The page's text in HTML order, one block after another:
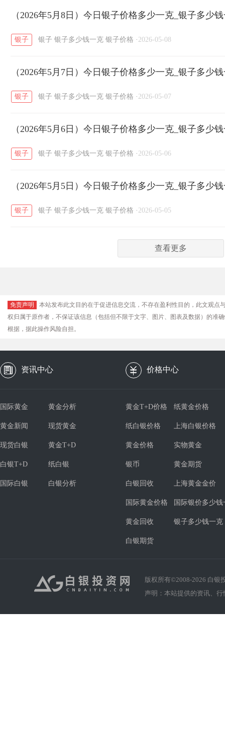
开国纪念币 大清银币 / 长城币 / 老
菜百 周生生 周大生
六福 / 金至尊 / 潮宏基 / 亚一金店
（2026年5月8日）今日银子价格多少一克_银子多少
银子 银子 银子多少钱一克 银子价格 · 2026-05-08
（2026年5月7日）今日银子价格多少一克_银子多少
银子 银子 银子多少钱一克 银子价格 · 2026-05-07
（2026年5月6日）今日银子价格多少一克_银子多少
银子 银子 银子多少钱一克 银子价格 · 2026-05-06
（2026年5月5日）今日银子价格多少一克_银子多少
银子 银子 银子多少钱一克 银子价格 · 2026-05-05
查看更多
免责声明
本站发布此文目的在于促进信息交流，不存在盈利性目的，此文观
权归属于原作者，不保证该信息（包括但不限于文字、图片、图表及数据）的准
根据，据此操作风险自担。
资讯中心 价格中心
国际黄金 黄金分析
黄金新闻 现货黄金
现货白银 黄金T+D
白银T+D 纸白银
国际白银 白银分析
黄金T+D价格 纸黄金价格
纸白银价格 上海白银价格
黄金价格 实物黄金
银币 黄金期货
白银回收 上海黄金金价
国际黄金价格 国际银价多少钱
黄金回收 银子多少钱一克
白银期货
版权所有©2008-2026 白银
声明：本站提供的资讯、